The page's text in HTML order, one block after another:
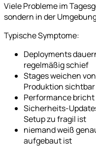
Viele Probleme im
sondern in der
Typische Symptome:
Deployments
regelmäßig schief
Stages weichen
Produktion sichtbar
Performance bricht
Sicherheits-
Setup zu fragil ist
niemand weiß
aufgebaut ist